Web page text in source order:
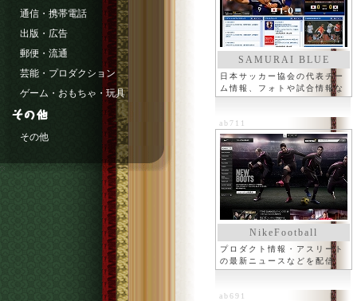
SAMURAI BLUE
日本サッカー協会の代表チー
ム情報、フォトや試合情報な
ど
ab711
NikeFootball
プロダクト情報・アスリート
の最新ニュースなどを配信
ab691
通信・携帯電話
出版・広告
郵便・流通
芸能・プロダクション
ゲーム・おもちゃ・玩具
その他